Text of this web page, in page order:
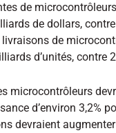
de
de dollars,
de
d’unités, contre
microcontrôleurs
d’environ 3,2%
devraient